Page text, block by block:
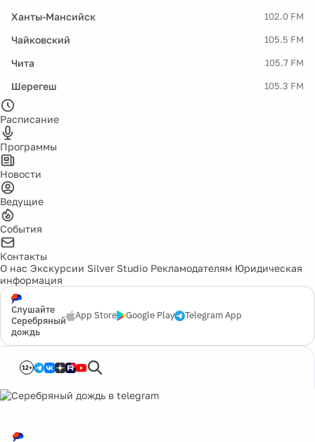
Ханты-Мансийск 102.0 FM
Чайковский 105.5 FM
Чита 105.7 FM
Шерегеш 105.3 FM
Расписание
Программы
Новости
Ведущие
События
Контакты
О нас Экскурсии Silver Studio Рекламодателям Юридическая
информация
Слушайте
Серебряный
дождь
App Store Google Play Telegram App
12+